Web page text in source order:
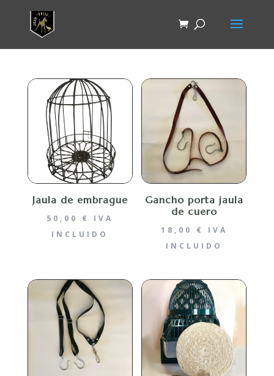
Jaula de embrague
50,00 €
IVA
INCLUIDO
Gancho porta jaula
de cuero
18,00 €
IVA
INCLUIDO